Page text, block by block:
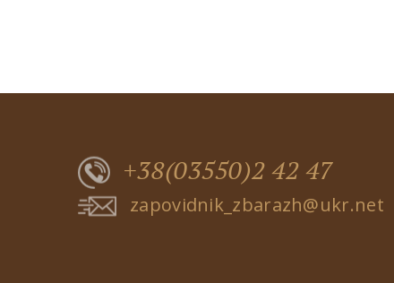
+38(03550)2 42 47
zapovidnik_zbarazh@ukr.net